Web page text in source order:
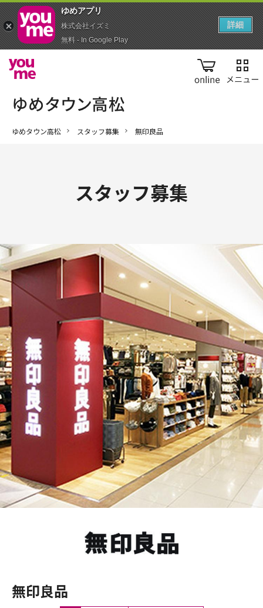
online
ゆめタウン高松 スタッフ募集 無印良品
スタッフ募集
無印良品
ゆめアプ‪リ‬
株式会社イズミ
無料 - In Google Play
詳細